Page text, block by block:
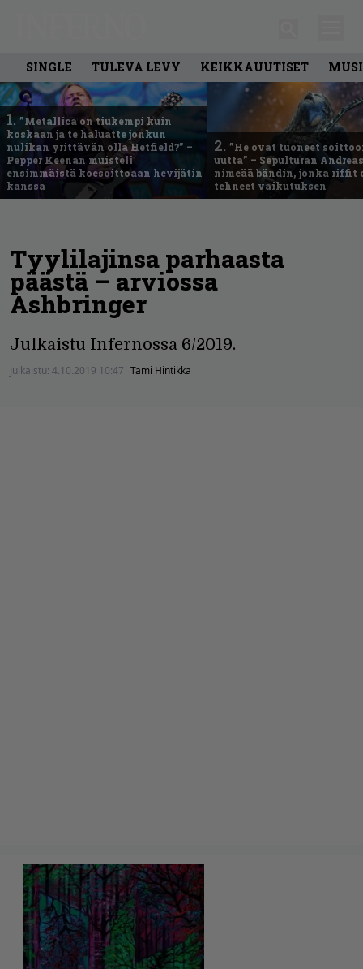
SINGLE TULEVA LEVY KEIKKAUUTISET
1. ”Metallica on tiukempi kuin
koskaan ja te haluatte jonkun
nulikan yrittävän olla Hetfield?” –
Pepper Keenan muisteli
ensimmäistä koesoittoaan hevijätin
kanssa
2. ”He ovat tuoneet
uutta” – Sepulturan
nimeää bändin, jonka riffit
tehneet vaikutuksen
Tyylilajinsa parhaasta
päästä – arviossa
Ashbringer
Julkaistu Infernossa 6/2019.
Julkaistu: 4.10.2019 10:47 Tami Hintikka